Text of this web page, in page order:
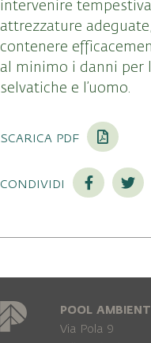
intervenire
attrezzature
contenere
al minimo i danni per
selvatiche e l’uomo.
scarica pdf
condividi
POOL
Via Pola 9